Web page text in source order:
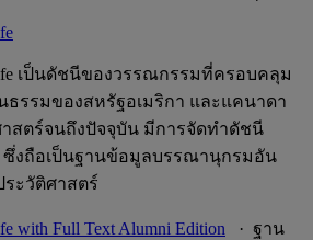
เป็นดัชนีของวรรณกรรมที่ครอบคลุม
รรมของสหรัฐอเมริกา และแคนาดา
สตร์จนถึงปัจจุบัน มีการจัดทำดัชนี
ซึ่งถือเป็นฐานข้อมูลบรรณานุกรมอัน
ะวัติศาสตร์
with Full Text Alumni Edition
· ฐาน